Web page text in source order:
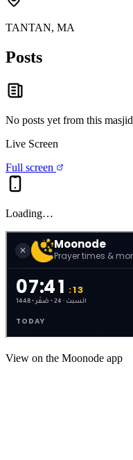
TANTAN, MA
Posts
No posts yet from this masjid
Live Screen
Full screen
Loading…
View on the Moonode app